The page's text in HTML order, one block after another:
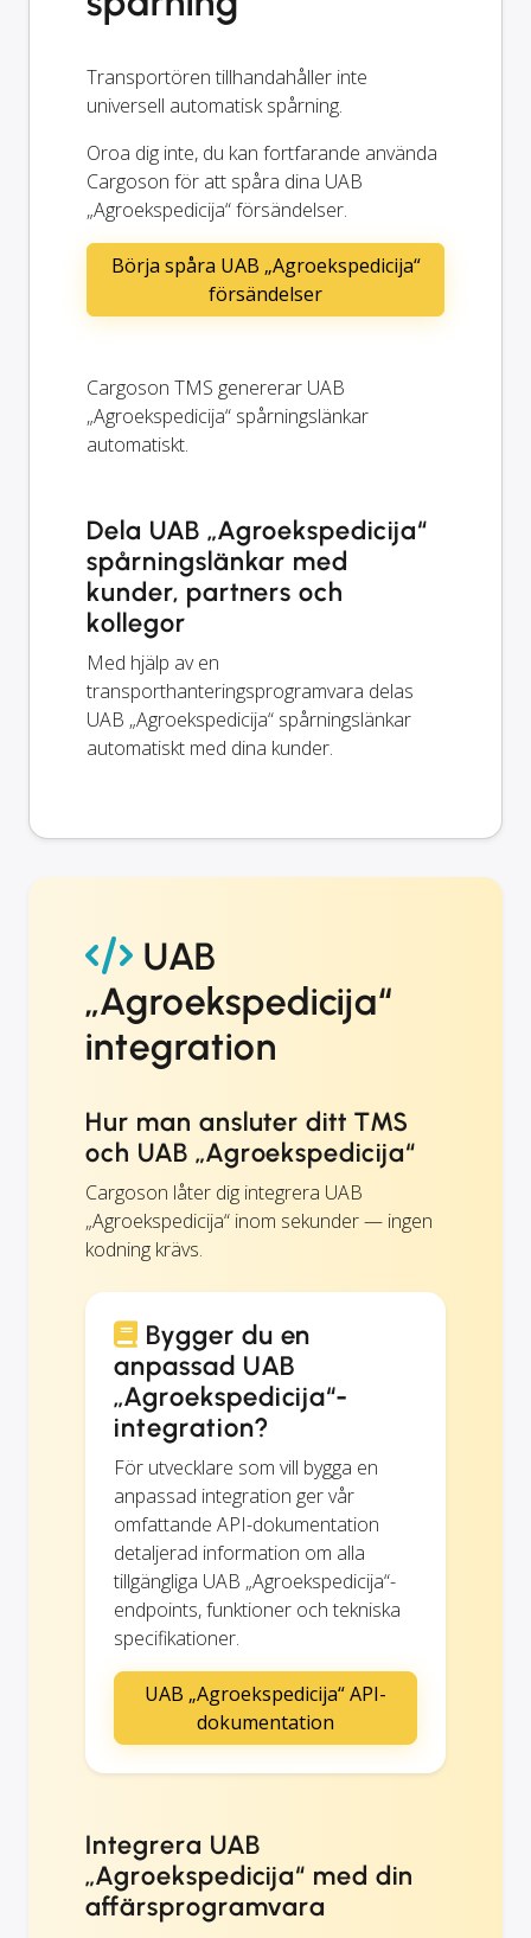
Transportören tillhandahåller inte
universell automatisk spårning.
Oroa dig inte, du kan fortfarande använda
Cargoson för att spåra dina UAB
„Agroekspedicija“ försändelser.
Börja spåra UAB „Agroekspedicija“
försändelser
Cargoson TMS genererar UAB
„Agroekspedicija“ spårningslänkar
automatiskt.
Dela UAB „Agroekspedicija“
spårningslänkar med
kunder, partners och
kollegor
Med hjälp av en
transporthanteringsprogramvara delas
UAB „Agroekspedicija“ spårningslänkar
automatiskt med dina kunder.
UAB
„Agroekspedicija“
integration
Hur man ansluter ditt TMS
och UAB „Agroekspedicija“
Cargoson låter dig integrera UAB
„Agroekspedicija“ inom sekunder — ingen
kodning krävs.
Bygger du en
anpassad UAB
„Agroekspedicija“-
integration?
För utvecklare som vill bygga en
anpassad integration ger vår
omfattande API-dokumentation
detaljerad information om alla
tillgängliga UAB „Agroekspedicija“-
endpoints, funktioner och tekniska
specifikationer.
UAB „Agroekspedicija“ API-
dokumentation
Integrera UAB
„Agroekspedicija“ med din
affärsprogramvara